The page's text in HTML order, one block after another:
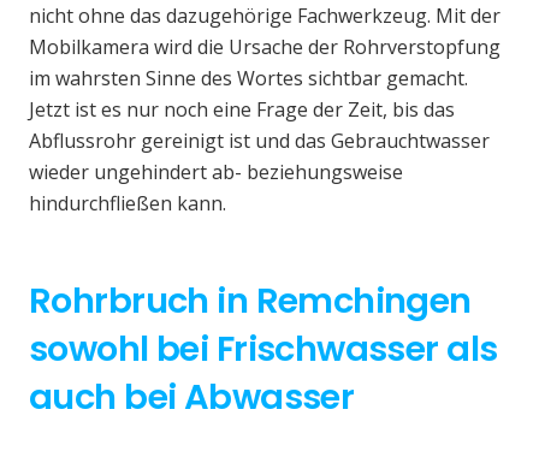
nicht ohne das dazugehörige Fachwerkzeug. Mit der
Mobilkamera wird die Ursache der Rohrverstopfung
im wahrsten Sinne des Wortes sichtbar gemacht.
Jetzt ist es nur noch eine Frage der Zeit, bis das
Abflussrohr gereinigt ist und das Gebrauchtwasser
wieder ungehindert ab- beziehungsweise
hindurchfließen kann.
Rohrbruch in Remchingen
sowohl bei Frischwasser als
auch bei Abwasser